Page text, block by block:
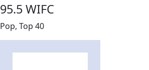
95.5 WIFC
Pop, Top 40